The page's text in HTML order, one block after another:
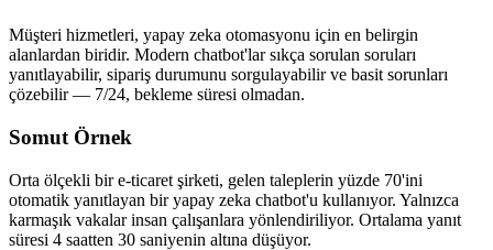
Müşteri hizmetleri, yapay zeka otomasyonu için en belirgin
alanlardan biridir. Modern chatbot'lar sıkça sorulan soruları
yanıtlayabilir, sipariş durumunu sorgulayabilir ve basit sorunları
çözebilir — 7/24, bekleme süresi olmadan.
Somut Örnek
Orta ölçekli bir e-ticaret şirketi, gelen taleplerin yüzde 70'ini
otomatik yanıtlayan bir yapay zeka chatbot'u kullanıyor. Yalnızca
karmaşık vakalar insan çalışanlara yönlendiriliyor. Ortalama yanıt
süresi 4 saatten 30 saniyenin altına düşüyor.